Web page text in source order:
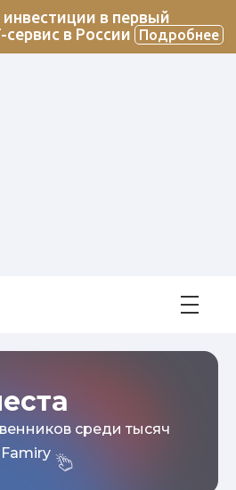
в первый
сервис в России
Подробнее
среди тысяч